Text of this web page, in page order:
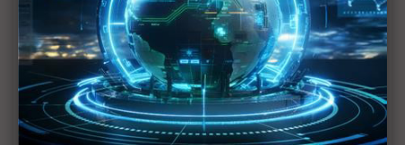
東南亞各國與美貿易協議持續推進 2026聚焦關鍵礦
產、轉口問題
陳立武與川普關鍵40分鐘會談 將政治阻力化為英特
爾資金